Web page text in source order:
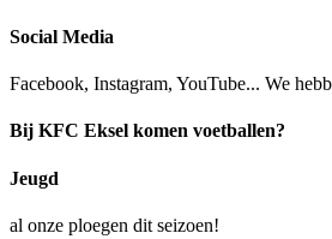
Social Media
Facebook, Instagram, YouTube... We
Bij KFC Eksel komen voetballen?
Jeugd
al onze ploegen dit seizoen!